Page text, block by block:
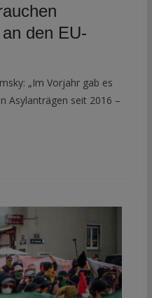
den EU-
„Im Vorjahr gab es
Asylanträgen seit 2016 –